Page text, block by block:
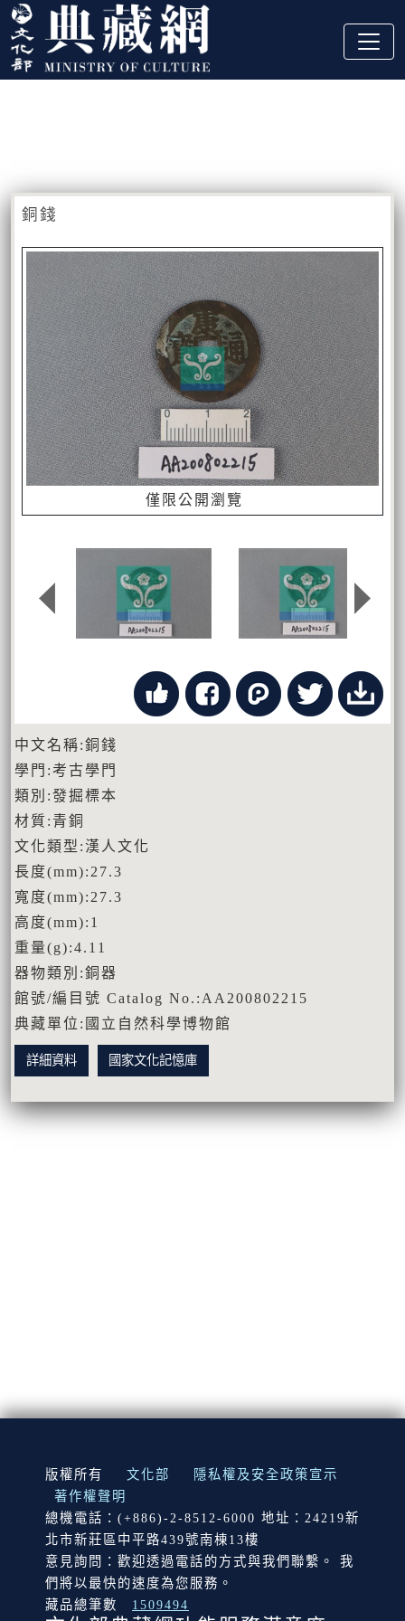
跳到主要內容
:::
銅錢
僅限公開瀏覽
中文名稱:銅錢
學門:考古學門
類別:發掘標本
材質:青銅
文化類型:漢人文化
長度(mm):27.3
寬度(mm):27.3
高度(mm):1
重量(g):4.11
器物類別:銅器
館號/編目號 Catalog No.:AA200802215
典藏單位:國立自然科學博物館
詳細資料 國家文化記憶庫
:::
版權所有 文化部
隱私權及安全政策宣示
著作權聲明
總機電話：(+886)-2-8512-6000 地址：24219新
北市新莊區中平路439號南棟13樓
意見詢問：歡迎透過電話的方式與我們聯繫。 我
們將以最快的速度為您服務。
藏品總筆數
1509494